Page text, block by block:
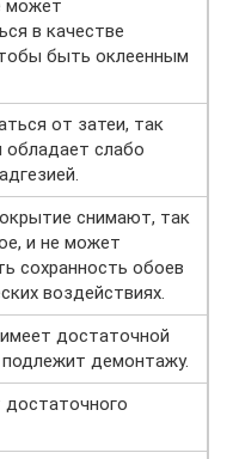
может
в качестве
быть оклеенным
от затеи, так
обладает слабо
снимают, так
и не может
сохранность обоев
воздействиях.
достаточной
подлежит демонтажу.
достаточного